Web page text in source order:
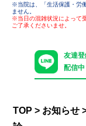
※当院は、「生活保護・労
ません。
※当日の混雑状況によって
ご了承くださいませ。
友達
配信中
TOP > お知らせ